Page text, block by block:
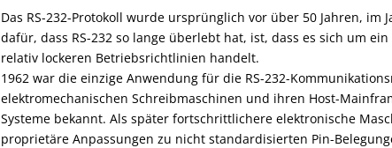
Das RS-232-Protokoll wurde ursprünglich vor über 50 Jahren, im
dafür, dass RS-232 so lange überlebt hat, ist, dass es sich um
relativ lockeren Betriebsrichtlinien handelt.
1962 war die einzige Anwendung für die RS-232-
elektromechanischen Schreibmaschinen und ihren Host-
Systeme bekannt. Als später fortschrittlichere elektronische
proprietäre Anpassungen zu nicht standardisierten Pin-